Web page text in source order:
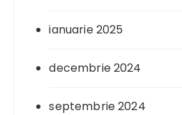
ianuarie 2025
decembrie 2024
septembrie 2024